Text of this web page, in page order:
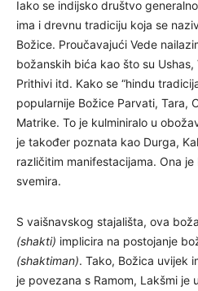
Iako se indijsko društvo
ima i drevnu tradiciju koja se
Božice. Proučavajući Vede
božanskih bića kao što su
Prithivi itd. Kako se “hindu
popularnije Božice Parvati, Tara,
Matrike. To je kulminiralo u
je također poznata kao Durga,
različitim manifestacijama. Ona je
svemira.
S vaišnavskog stajališta, ova
(shakti) implicira na postojanje
(shaktiman). Tako, Božica uvijek
je povezana s Ramom, Lakšmi je